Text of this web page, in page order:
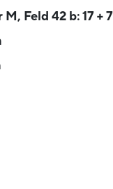
Feld 42 b: 17 + 7